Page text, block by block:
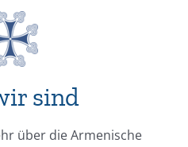
sind
über die Armenische